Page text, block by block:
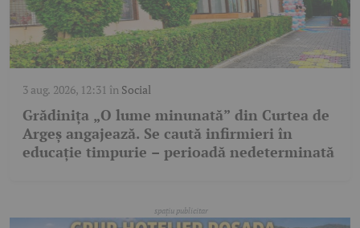
3 aug. 2026, 12:31 în Social
Grădinița „O lume minunată” din Curtea de
Argeș angajează. Se caută infirmieri în
educație timpurie – perioadă nedeterminată